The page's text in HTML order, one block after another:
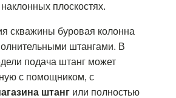
плоскостях.
скважины буровая колонна
штангами. В
подача штанг может
с помощником, с
штанг или полностью